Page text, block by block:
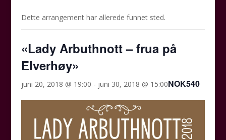
Dette arrangement har allerede funnet sted.
«Lady Arbuthnott – frua på
Elverhøy»
juni 20, 2018 @ 19:00 - juni 30, 2018 @ 15:00NOK540